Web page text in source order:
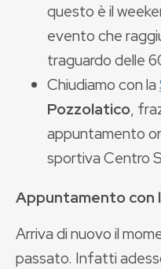
questo è il
evento che
traguardo delle
Chiudiamo con la
Pozzolatico,
appuntamento
sportiva Centro
Appuntamento con
Arriva di nuovo il
passato. Infatti